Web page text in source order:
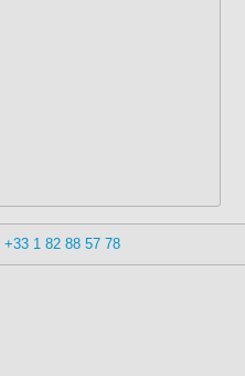
+33 1 82 88 57 78